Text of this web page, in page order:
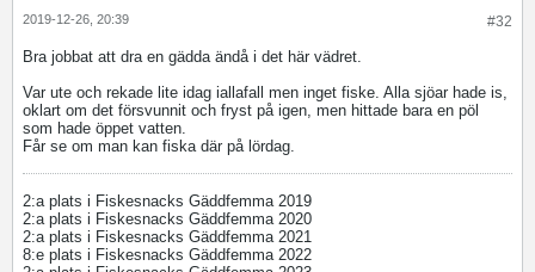
#32
2019-12-26, 20:39
Bra jobbat att dra en gädda ändå i det här vädret.
Var ute och rekade lite idag iallafall men inget fiske. Alla sjöar hade is,
oklart om det försvunnit och fryst på igen, men hittade bara en pöl
som hade öppet vatten.
Får se om man kan fiska där på lördag.
2:a plats i Fiskesnacks Gäddfemma 2019
2:a plats i Fiskesnacks Gäddfemma 2020
2:a plats i Fiskesnacks Gäddfemma 2021
8:e plats i Fiskesnacks Gäddfemma 2022